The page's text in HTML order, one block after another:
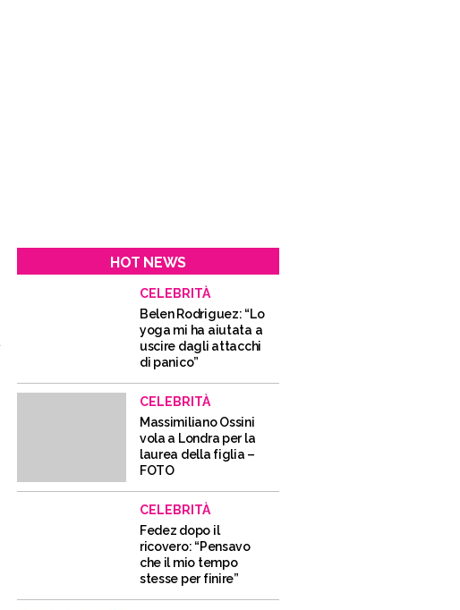
HOT NEWS
CELEBRITÀ
Belen Rodriguez: “Lo
yoga mi ha aiutata a
uscire dagli attacchi
di panico”
CELEBRITÀ
Massimiliano Ossini
vola a Londra per la
laurea della figlia –
FOTO
CELEBRITÀ
Fedez dopo il
ricovero: “Pensavo
che il mio tempo
stesse per finire”